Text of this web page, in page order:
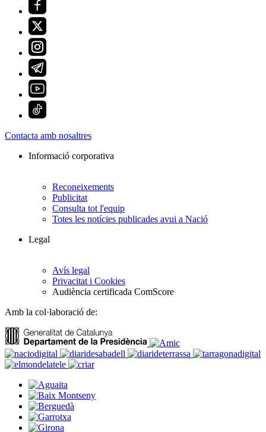
Contacta amb nosaltres
Informació corporativa
Reconeixements
Publicitat
Consulta tot l'equip
Totes les notícies publicades avui a Nació
Legal
Avís legal
Privacitat i Cookies
Audiència certificada ComScore
Amb la col·laboració de: